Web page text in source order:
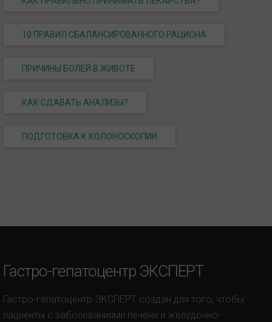
10 ПРАВИЛ СБАЛАНСИРОВАННОГО РАЦИОНА
ПРИЧИНЫ БОЛЕЙ В ЖИВОТЕ
КАК СДАВАТЬ АНАЛИЗЫ?
ПОДГОТОВКА К КОЛОНОСКОПИИ
Гастро-гепатоцентр ЭКСПЕРТ
Гастро-гепатоцентр ЭКСПЕРТ создан для того, чтобы
пациенты с заболеваниями печени и желудочно-